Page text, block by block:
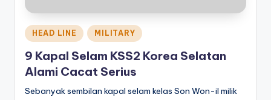
Posted
in
HEAD LINE MILITARY
9 Kapal Selam KSS2 Korea Selatan
Alami Cacat Serius
Sebanyak sembilan kapal selam kelas Son Won-il milik